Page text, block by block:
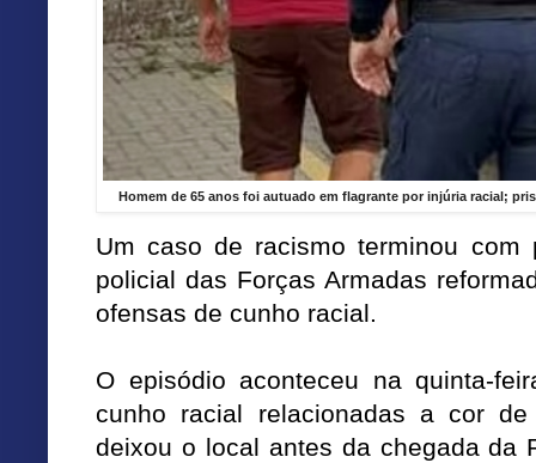
Homem de 65 anos foi autuado em flagrante por injúria racial;
Um caso de racismo terminou com
policial das Forças Armadas
ofensas de cunho racial.
O episódio aconteceu na quinta-
cunho racial relacionadas a cor
deixou o local antes da chegada da